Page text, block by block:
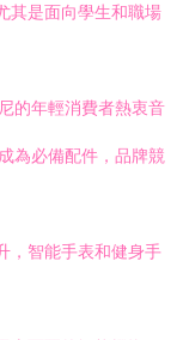
其是面向學生和職場
的年輕消費者熱衷音
為必備配件，品牌競
，智能手表和健身手